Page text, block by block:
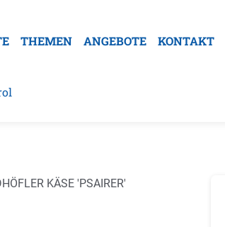
THEMEN ANGEBOTE KONTAKT